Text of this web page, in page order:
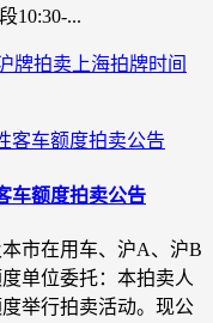
10:30-...
牌拍卖 上海拍牌时间
车额度拍卖公告
市在用车、沪A、沪B
单位委托：本拍卖人
举行拍卖活动。现公